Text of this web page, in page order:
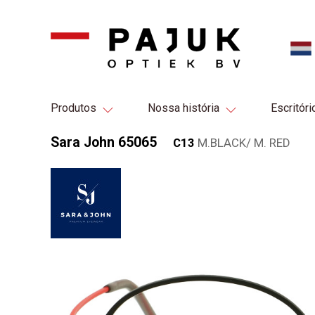
Produtos Nossa história
Sara John 65065 C13 M.BLACK/ M. RED